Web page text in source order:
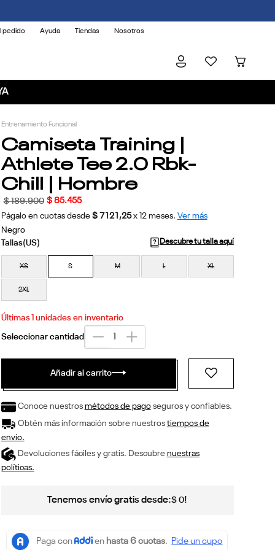
pedido Ayuda Tiendas Nosotros
Entrenamiento Funcional
Camiseta Training |
Athlete Tee 2.0 Rbk-
Chill | Hombre
$ 189.900 $ 85.455
Págalo en cuotas desde $ 7121,25 x 12meses. Ver más
Negro
Descubre tu talla aquí
XS S M L XL
2XL
Últimas unidades en inventario
Añadir al carrito
Conoce nuestros métodos de pagoseguros y confiables.
Obtén más información sobre nuestros tiempos de
envío.
Devoluciones fáciles y gratis. Descubre nuestras
políticas.
Tenemos envío gratis desde:$ 0!